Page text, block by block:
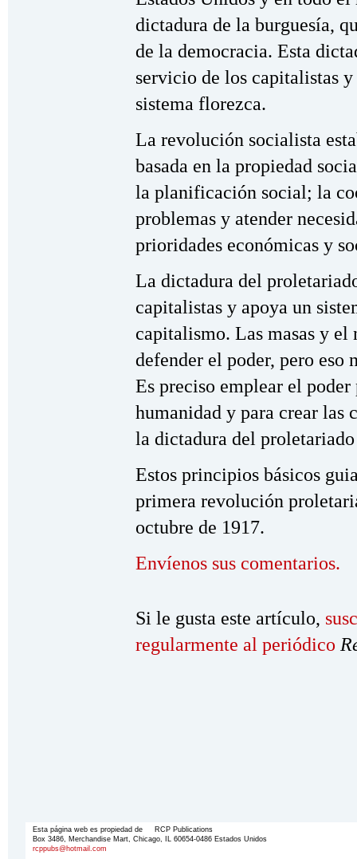
dictadura de la burguesía,
de la democracia. Esta
servicio de los capitalistas
sistema florezca.
La revolución socialista
basada en la propiedad
la planificación social; la
problemas y atender
prioridades económicas y
La dictadura del
capitalistas y apoya un
capitalismo. Las masas y
defender el poder, pero eso
Es preciso emplear el
humanidad y para crear las
la dictadura del
Estos principios básicos
primera revolución
octubre de 1917.
Envíenos sus comentarios.
Si le gusta este artículo,
regularmente al periódico
Esta página web es propiedad de RCP Publications
Box 3486, Merchandise Mart, Chicago, IL 60654-0486 Estados Unidos
rcppubs@hotmail.com